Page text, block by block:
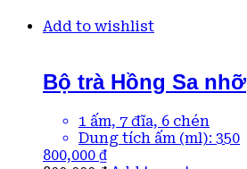
Add to wishlist
Bộ trà Hồng Sa nhỡ
1 ấm, 7 đĩa, 6 chén
Dung tích ấm (ml): 350
800,000 ₫